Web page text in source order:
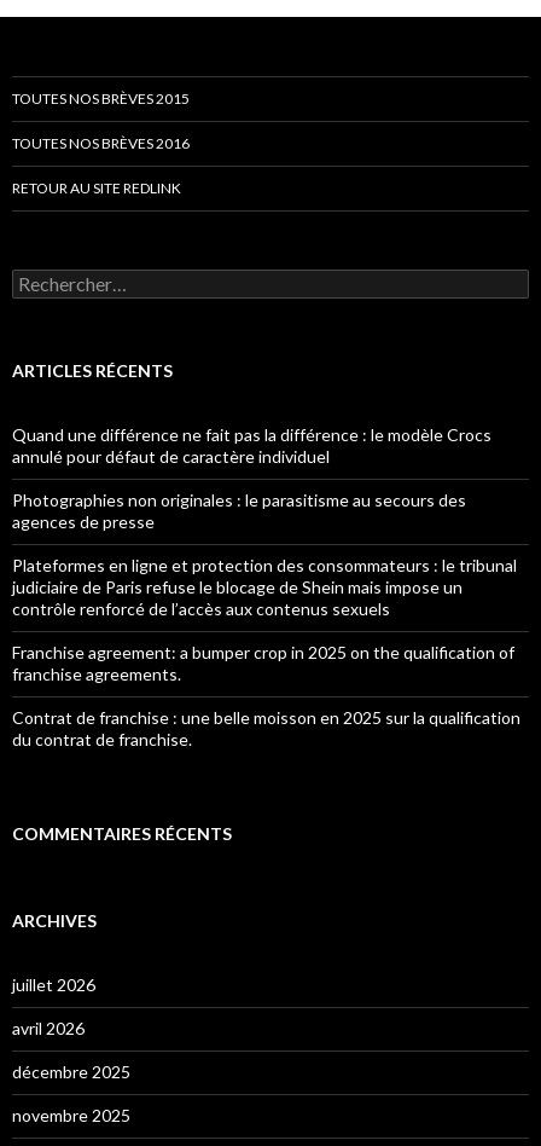
TOUTES NOS BRÈVES 2015
TOUTES NOS BRÈVES 2016
RETOUR AU SITE REDLINK
Rechercher :
ARTICLES RÉCENTS
Quand une différence ne fait pas la différence : le modèle Crocs
annulé pour défaut de caractère individuel
Photographies non originales : le parasitisme au secours des
agences de presse
Plateformes en ligne et protection des consommateurs : le tribunal
judiciaire de Paris refuse le blocage de Shein mais impose un
contrôle renforcé de l’accès aux contenus sexuels
Franchise agreement: a bumper crop in 2025 on the qualification of
franchise agreements.
Contrat de franchise : une belle moisson en 2025 sur la qualification
du contrat de franchise.
COMMENTAIRES RÉCENTS
ARCHIVES
juillet 2026
avril 2026
décembre 2025
novembre 2025